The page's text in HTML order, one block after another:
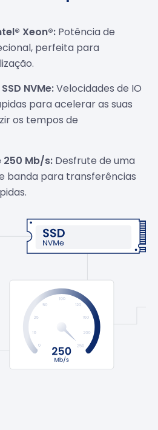
Xeon®: Potência de
perfeita para
NVMe:Velocidades de IO
para acelerar as suas
os tempos de
250 Mb/s: Desfrute de uma
banda para transferências